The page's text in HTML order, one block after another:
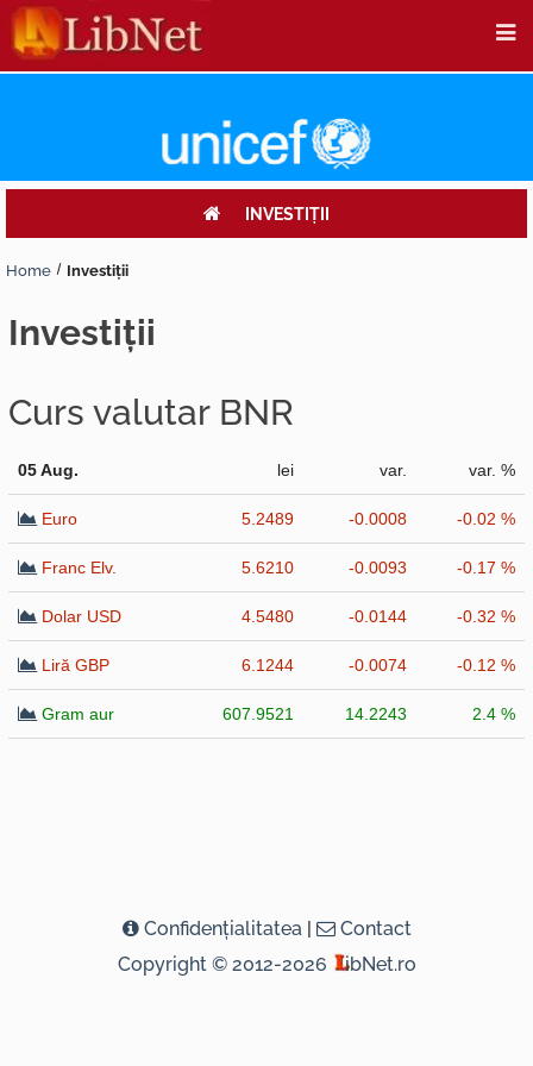
INVESTIŢII
Home Investiţii
investiţii
Curs valutar BNR
05 Aug. lei var. var. %
Euro 5.2489 -0.0008 -0.02 %
Franc Elv. 5.6210 -0.0093 -0.17 %
Dolar USD 4.5480 -0.0144 -0.32 %
Liră GBP 6.1244 -0.0074 -0.12 %
Gram aur 607.9521 14.2243 2.4 %
Confidenţialitatea |
Contact
Copyright © 2012-2026
ibNet.ro